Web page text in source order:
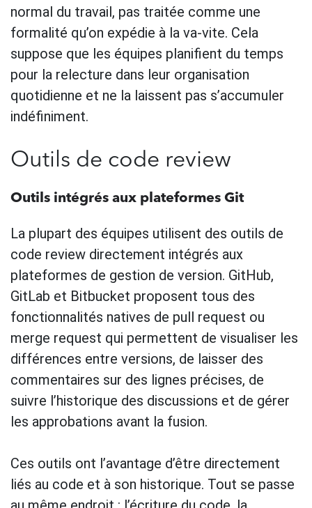
normal du travail, pas traitée comme une
formalité qu’on expédie à la va-vite. Cela
suppose que les équipes planifient du temps
pour la relecture dans leur organisation
quotidienne et ne la laissent pas s’accumuler
indéfiniment.
Outils de code review
Outils intégrés aux plateformes Git
La plupart des équipes utilisent des outils de
code review directement intégrés aux
plateformes de gestion de version. GitHub,
GitLab et Bitbucket proposent tous des
fonctionnalités natives de pull request ou
merge request qui permettent de visualiser les
différences entre versions, de laisser des
commentaires sur des lignes précises, de
suivre l’historique des discussions et de gérer
les approbations avant la fusion.
Ces outils ont l’avantage d’être directement
liés au code et à son historique. Tout se passe